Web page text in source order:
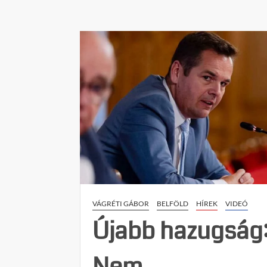
VÁGRÉTI GÁBOR BELFÖLD HÍREK VIDEÓ
Újabb